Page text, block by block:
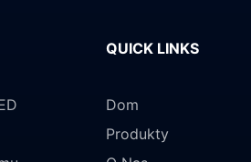
QUICK LINKS
Dom
Produkty